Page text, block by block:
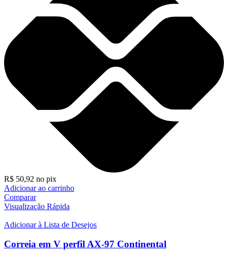
R$ 50,92 no pix
Adicionar ao carrinho
Comparar
Visualização Rápida
Adicionar à Lista de Desejos
Correia em V perfil AX-97 Continental